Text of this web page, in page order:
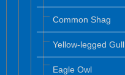
Common Shag
Yellow-legged Gull
Eagle Owl